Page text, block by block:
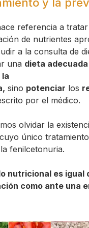
y la
referencia a
de nutrientes
a la consulta de
una dieta adecuada
la
sino potenciar los
por el médico.
olvidar la
único
fenilcetonuria.
nutricional es igual
como ante una